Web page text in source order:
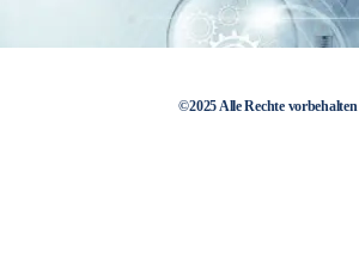
©2025 Alle Rechte vorbehalten